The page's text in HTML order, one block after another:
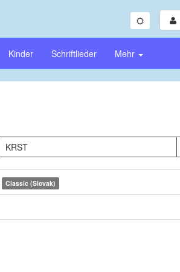
Kinder Schriftlieder Mehr
Classic (Slovak)